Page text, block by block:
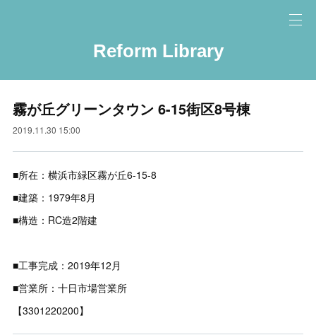
Reform Library
霧が丘グリーンタウン 6-15街区8号棟
2019.11.30 15:00
■所在：横浜市緑区霧が丘6-15-8
■建築：1979年8月
■構造：RC造2階建
■工事完成：2019年12月
■営業所：十日市場営業所
【3301220200】